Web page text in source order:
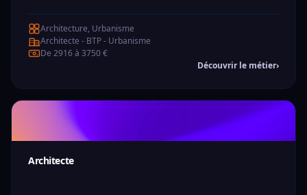
Architecture, Urbanisme
Architecte - BTP - Urbanisme
De 2916 à 3750 €
Découvrir le métier›
Architecte